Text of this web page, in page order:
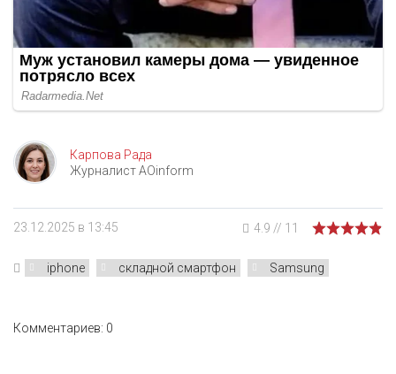
Карпова Рада
Журналист AOinform
23.12.2025 в 13:45 4.9 // 11
iphone складной смартфон Samsung
Комментариев: 0